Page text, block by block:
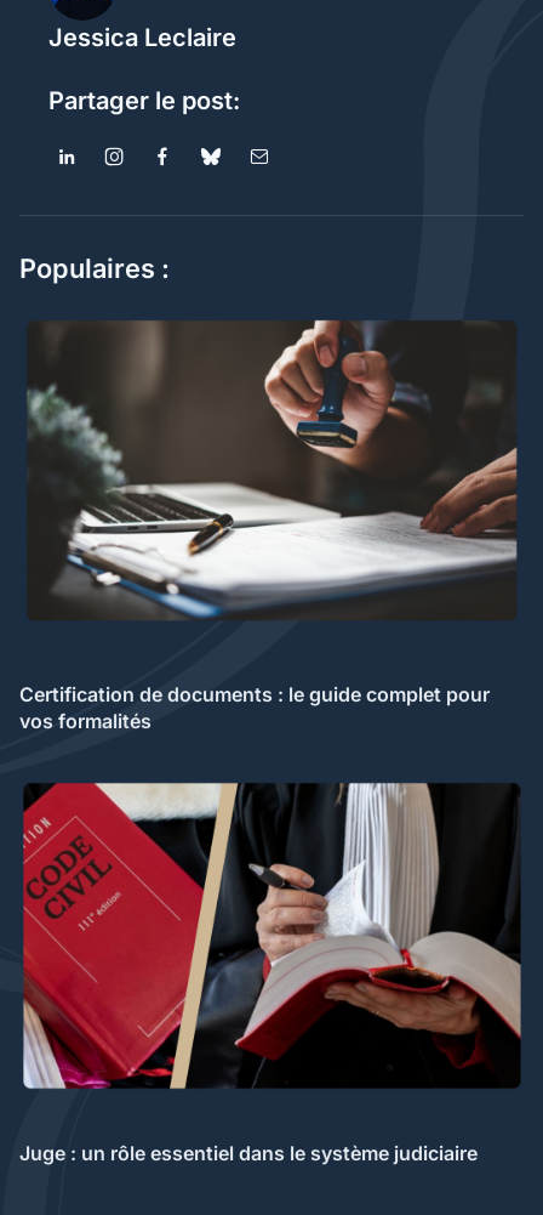
Jessica Leclaire
Partager le post:
Populaires :
Certification de documents : le guide complet pour
vos formalités
Juge : un rôle essentiel dans le système judiciaire